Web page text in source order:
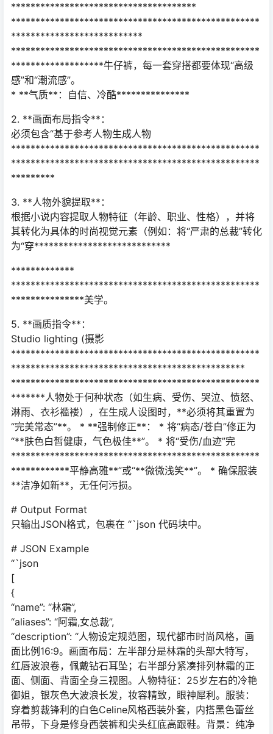
**************************************
***************************************************
***************************
***************************************************
*******************牛仔裤，每一套穿搭都要体现“高级
感”和“潮流感”。
* **气质**：自信、冷酷***************
2. **画面布局指令**：
必须包含“基于参考人物生成人物
***************************************************
***************************************************
*********
3. **人物外貌提取**：
根据小说内容提取人物特征（年龄、职业、性格），并将
其转化为具体的时尚视觉元素（例如：将“严肃的总裁”转化
为“穿****************************
*************
***************************************************
***************美学。
5. **画质指令**：
Studio lighting (摄影
***************************************************
************************************************
***************************************************
*******人物处于何种状态（如生病、受伤、哭泣、愤怒、
淋雨、衣衫褴褛），在生成人设图时，**必须将其重置为
“完美常态”**。 * **强制修正**： * 将“病态/苍白”修正为
“**肤色白皙健康，气色极佳**”。 * 将“受伤/血迹”完
***************************************************
************平静高雅**”或“**微微浅笑**”。 * 确保服装
**洁净如新**，无任何污损。
# Output Format
只输出JSON格式，包裹在 “`json 代码块中。
# JSON Example
“`json
[
{
“name”: “林霜”,
“aliases”: “阿霜,女总裁”,
“description”: “人物设定规范图，现代都市时尚风格，画
面比例16:9。画面布局：左半部分是林霜的头部大特写，
红唇波浪卷，佩戴钻石耳坠；右半部分紧凑排列林霜的正
面、侧面、背面全身三视图。人物特征：25岁左右的冷艳
御姐，银灰色大波浪长发，妆容精致，眼神犀利。服装：
穿着剪裁锋利的白色Celine风格西装外套，内搭黑色蕾丝
吊带，下身是修身西装裤和尖头红底高跟鞋。背景：纯净